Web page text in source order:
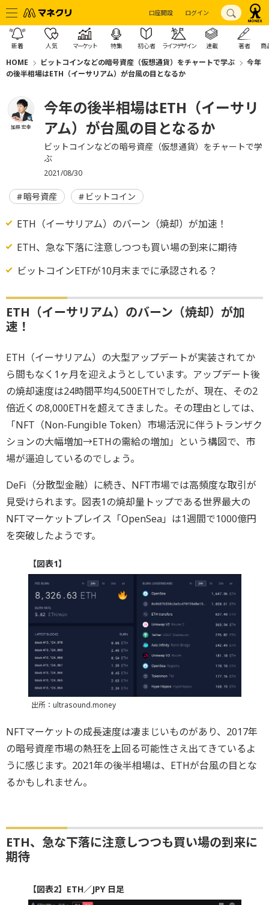
口座開設 ログイン
新着 人気 マーケット 特集 初心者 ライフデザイン 連載 著者 商
HOME ビットコインなどの暗号資産（仮想通貨）をチャートで学ぶ
今年
の後半相場はETH（イーサリアム）が台風の目となるか
加藤 宏幸
今年の後半相場はETH（イーサリ
アム）が台風の目となるか
ビットコインなどの暗号資産（仮想通貨）をチャートで学
ぶ
2021/08/30
暗号資産 ビットコイン
ETH（イーサリアム）のバーン（焼却）が加速！
ETH、急な下落に注意しつつも買い場の到来に期待
ビットコインETFが10月末までに承認される？
ETH（イーサリアム）のバーン（焼却）が加
速！
ETH（イーサリアム）の大型アップデートが実装されてか
ら間もなく1ヶ月を迎えようとしています。アップデート後
の焼却速度は24時間平均4,500ETHでしたが、現在、その2
倍近くの8,000ETHを超えてきました。その理由としては、
「NFT（Non-Fungible Token）市場活況に伴うトランザク
ションの大幅増加→ETHの需給の増加」という構図で、市
場が逼迫しているのでしょう。
DeFi（分散型金融）に続き、NFT市場では高頻度な取引が
見受けられます。図表1の焼却量トップである世界最大の
NFTマーケットプレイス「OpenSea」は1週間で1000億円
を突破したようです。
【図表1】
出所：ultrasound.money
NFTマーケットの成長速度は凄まじいものがあり、2017年
の暗号資産市場の熱狂を上回る可能性さえ出てきているよ
うに感じます。2021年の後半相場は、ETHが台風の目とな
るかもしれません。
ETH、急な下落に注意しつつも買い場の到来に
期待
【図表2】ETH／JPY 日足